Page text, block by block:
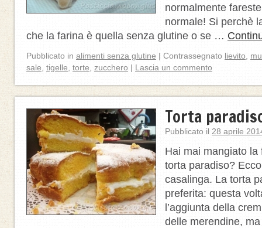
normalmente
normale! Si perchè
che la farina è quella senza glutine o se …
Pubblicato in alimenti senza glutine | Contrassegnato lievito
sale tigelle torte zucchero | Lascia un commento
Torta
Pubblicato il 28 aprile
Hai mai mangiato la
torta paradiso?
casalinga. La torta
preferita: questa
l’aggiunta della
delle merendine,